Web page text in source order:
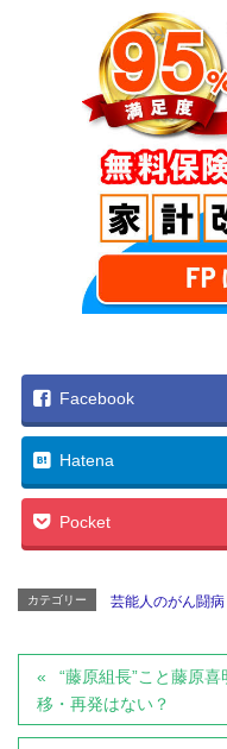
Facebook
Hatena
Pocket
カテゴリー 芸能人のがん闘病
“藤原組長”こと藤原
移・再発はない？